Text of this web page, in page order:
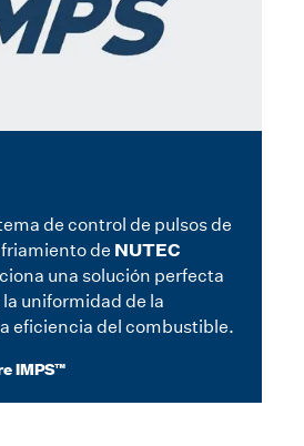
de control de pulsos de
de NUTEC
una solución perfecta
uniformidad de la
eficiencia del combustible.
IMPS™